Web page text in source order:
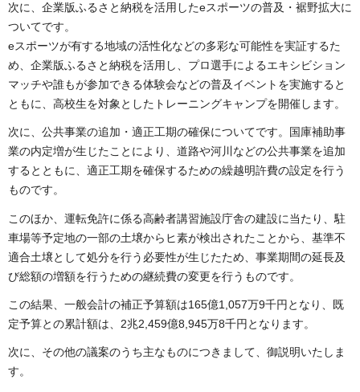
次に、企業版ふるさと納税を活用したeスポーツの普及・裾野拡大に
ついてです。
eスポーツが有する地域の活性化などの多彩な可能性を実証するた
め、企業版ふるさと納税を活用し、プロ選手によるエキシビション
マッチや誰もが参加できる体験会などの普及イベントを実施すると
ともに、高校生を対象としたトレーニングキャンプを開催します。
次に、公共事業の追加・適正工期の確保についてです。国庫補助事
業の内定増が生じたことにより、道路や河川などの公共事業を追加
するとともに、適正工期を確保するための繰越明許費の設定を行う
ものです。
このほか、運転免許に係る高齢者講習施設庁舎の建設に当たり、駐
車場等予定地の一部の土壌からヒ素が検出されたことから、基準不
適合土壌として処分を行う必要性が生じたため、事業期間の延長及
び総額の増額を行うための継続費の変更を行うものです。
この結果、一般会計の補正予算額は165億1,057万9千円となり、既
定予算との累計額は、2兆2,459億8,945万8千円となります。
次に、その他の議案のうち主なものにつきまして、御説明いたしま
す。